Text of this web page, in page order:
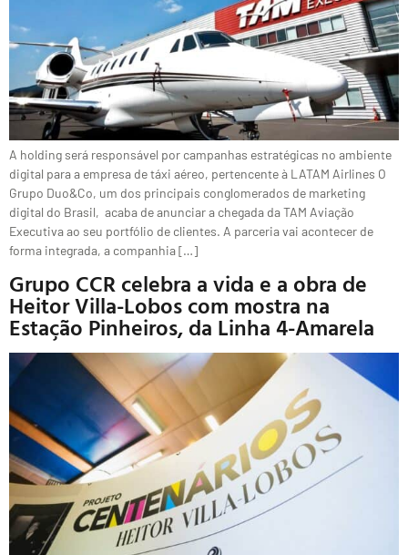
A holding será responsável por campanhas estratégicas no ambiente
digital para a empresa de táxi aéreo, pertencente à LATAM Airlines O
Grupo Duo&Co, um dos principais conglomerados de marketing
digital do Brasil, acaba de anunciar a chegada da TAM Aviação
Executiva ao seu portfólio de clientes. A parceria vai acontecer de
forma integrada, a companhia […]
Grupo CCR celebra a vida e a obra de
Heitor Villa-Lobos com mostra na
Estação Pinheiros, da Linha 4-Amarela